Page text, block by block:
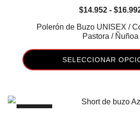
Las
se
pueden
elegir
página
$14.952 - $
Polerón de Buzo UNISEX /
Pastora / Ñuñoa
SELECCIONAR
tiene